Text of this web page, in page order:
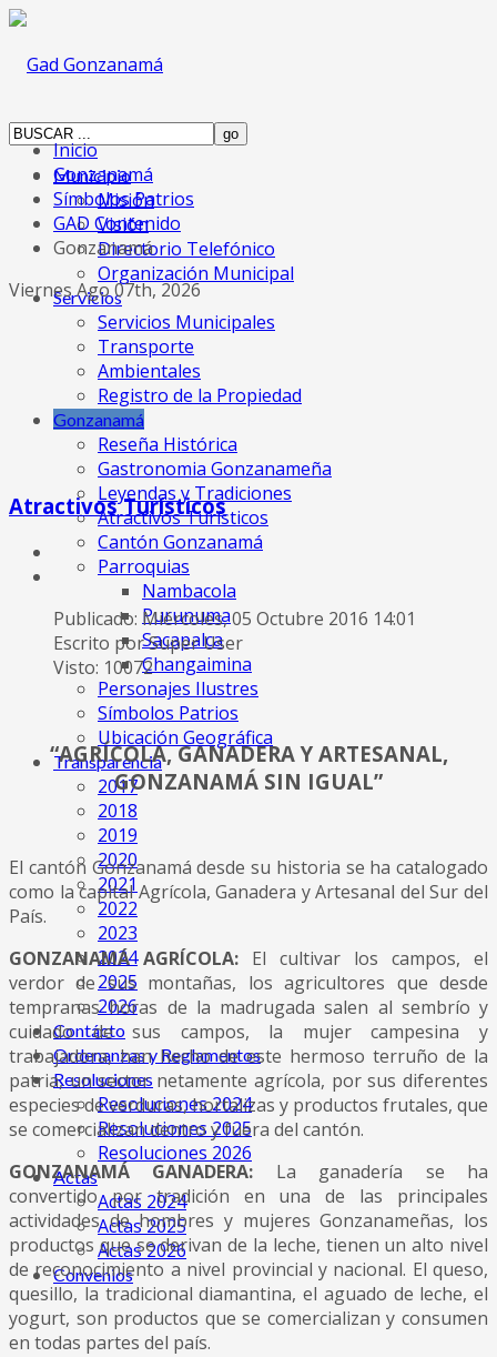
Municipio
Misión
Visión
Directorio Telefónico
Organización Municipal
Servicios
Servicios Municipales
Transporte
Ambientales
Registro de la Propiedad
Gonzanamá
Reseña Histórica
Gastronomia Gonzanameña
Leyendas y Tradiciones
Atractivos Turísticos
Cantón Gonzanamá
Parroquias
Nambacola
Purunuma
Sacapalca
Changaimina
Personajes Ilustres
Símbolos Patrios
Ubicación Geográfica
Transparencia
2017
2018
2019
2020
2021
2022
2023
2024
2025
2026
Contácto
Ordenanzas y Reglamentos
Resoluciones
Resoluciones 2024
Resoluciones 2025
Resoluciones 2026
Actas
Actas 2024
Actas 2025
Actas 2026
Convenios
Inicio
Gonzanamá
Símbolos Patrios
GAD Contenido
Gonzanamá
Viernes Ago 07th, 2026
Atractivos Turísticos
Publicado: Miércoles, 05 Octubre 2016 14:01
Escrito por Super User
Visto: 10072
“AGRÍCOLA, GANADERA Y ARTESANAL,
GONZANAMÁ SIN IGUAL”
El cantón Gonzanamá desde su historia se ha catalogado
como la capital Agrícola, Ganadera y Artesanal del Sur del
País.
GONZANAMÁ AGRÍCOLA: El cultivar los campos, el
verdor de sus montañas, los agricultores que desde
tempranas horas de la madrugada salen al sembrío y
cuidado de sus campos, la mujer campesina y
trabajadora, han hecho de este hermoso terruño de la
patria, un sector netamente agrícola, por sus diferentes
especies de verduras, hortalizas y productos frutales, que
se comercializan dentro y fuera del cantón.
GONZANAMÁ GANADERA: La ganadería se ha
convertido por tradición en una de las principales
actividades de hombres y mujeres Gonzanameñas, los
productos que se derivan de la leche, tienen un alto nivel
de reconocimiento a nivel provincial y nacional. El queso,
quesillo, la tradicional diamantina, el aguado de leche, el
yogurt, son productos que se comercializan y consumen
en todas partes del país.